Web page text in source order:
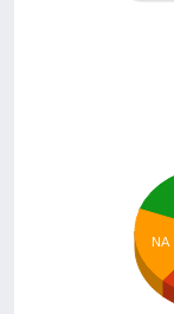
NA